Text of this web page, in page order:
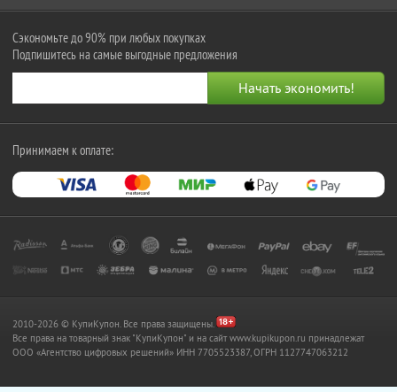
Сэкономьте до 90% при любых покупках
Подпишитесь на самые выгодные предложения
Принимаем к оплате:
2010-2026 © КупиКупон. Все права защищены.
Все права на товарный знак "КупиКупон" и на сайт www.kupikupon.ru принадлежат
OOO «Агентство цифровых решений» ИНН 7705523387, ОГРН 1127747063212